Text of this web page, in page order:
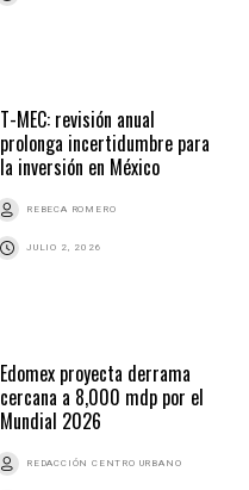
T-MEC: revisión anual
prolonga incertidumbre para
la inversión en México
REBECA ROMERO
JULIO 2, 2026
Edomex proyecta derrama
cercana a 8,000 mdp por el
Mundial 2026
REDACCIÓN CENTRO URBANO